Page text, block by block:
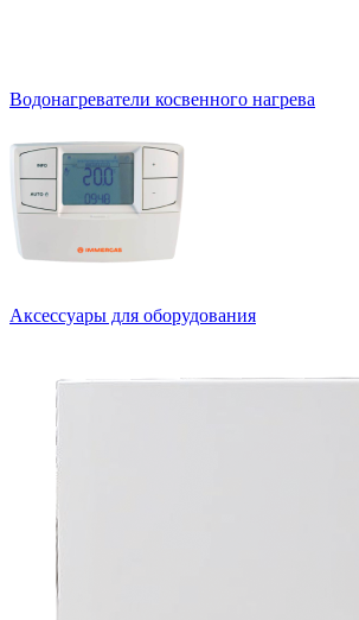
Водонагреватели косвенного нагрева
Аксессуары для оборудования